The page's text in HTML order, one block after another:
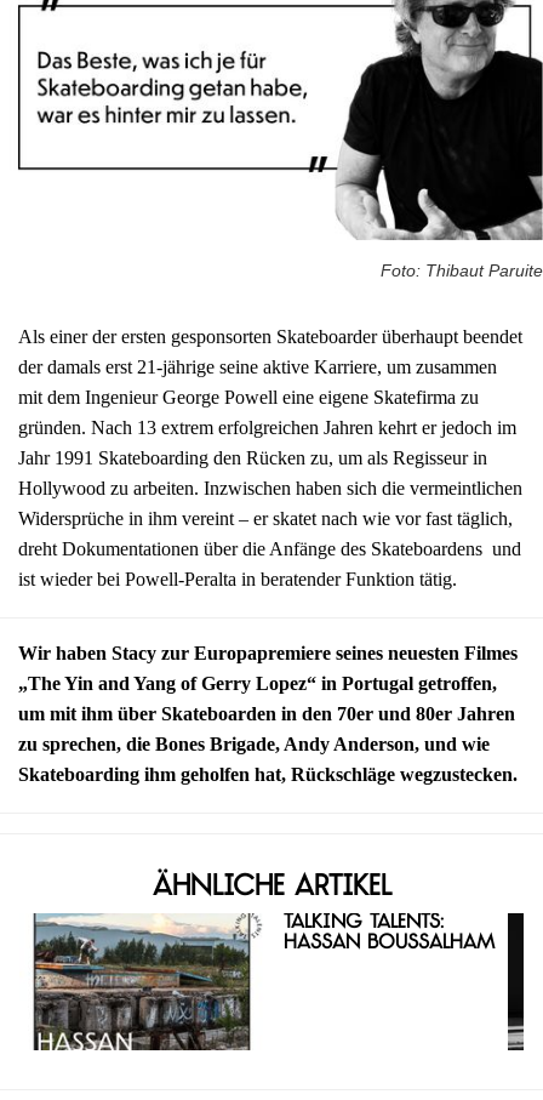
Foto: Thibaut Paruite
Als einer der ersten gesponsorten Skateboarder überhaupt beendet
der damals erst 21-jährige seine aktive Karriere, um zusammen
mit dem Ingenieur George Powell eine eigene Skatefirma zu
gründen. Nach 13 extrem erfolgreichen Jahren kehrt er jedoch im
Jahr 1991 Skateboarding den Rücken zu, um als Regisseur in
Hollywood zu arbeiten. Inzwischen haben sich die vermeintlichen
Widersprüche in ihm vereint – er skatet nach wie vor fast täglich,
dreht Dokumentationen über die Anfänge des Skateboardens und
ist wieder bei Powell-Peralta in beratender Funktion tätig.
Wir haben Stacy zur Europapremiere seines neuesten Filmes
„The Yin and Yang of Gerry Lopez“ in Portugal getroffen,
um mit ihm über Skateboarden in den 70er und 80er Jahren
zu sprechen, die Bones Brigade, Andy Anderson, und wie
Skateboarding ihm geholfen hat, Rückschläge wegzustecken.
Ähnliche Artikel
Talking Talents:
Hassan Boussalham